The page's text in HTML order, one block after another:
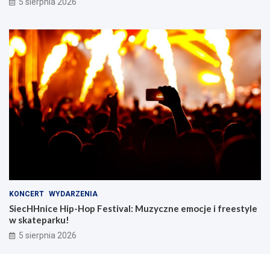
KONCERT WYDARZENIA
SiecHHnice Hip-Hop Festival: Muzyczne emocje i freestyle
w skateparku!
5 sierpnia 2026